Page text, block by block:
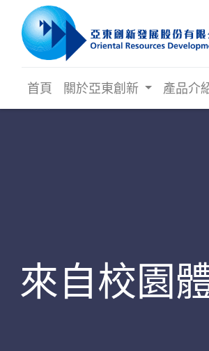
首頁 關於亞東創新 產品介
來自校園